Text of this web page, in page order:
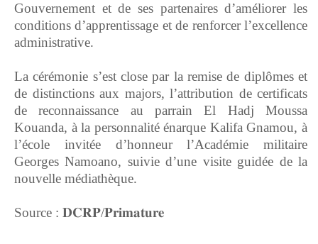
Gouvernement et de ses partenaires d’améliorer les
conditions d’apprentissage et de renforcer l’excellence
administrative.
‎La cérémonie s’est close par la remise de diplômes et
de distinctions aux majors, l’attribution de certificats
de reconnaissance au parrain El Hadj Moussa
Kouanda, à la personnalité énarque Kalifa Gnamou, à
l’école invitée d’honneur l’Académie militaire
Georges Namoano, suivie d’une visite guidée de la
nouvelle médiathèque.
Source : ‎𝐃𝐂𝐑𝐏/𝐏𝐫𝐢𝐦𝐚𝐭𝐮𝐫𝐞